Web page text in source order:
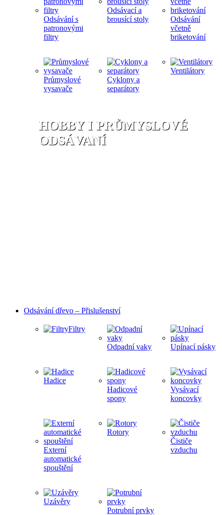
Odsávání s
patronovými
filtry
Odsávací a
brousící stoly
Odsávání
včetně
briketování
Průmyslové
vysavače
Cyklony a
separátory
Ventilátory
HOBBY I PRŮMYSLOVÉ
ODSÁVANÍ
Odsávání dřevo – Přislušenství
Filtry
Odpadní vaky Upínací pásky
Hadice
Hadicové
spony
Vysávací
koncovky
Externí
automatické
spouštění
Rotory
Čističe
vzduchu
Uzávěry
Potrubní prvky